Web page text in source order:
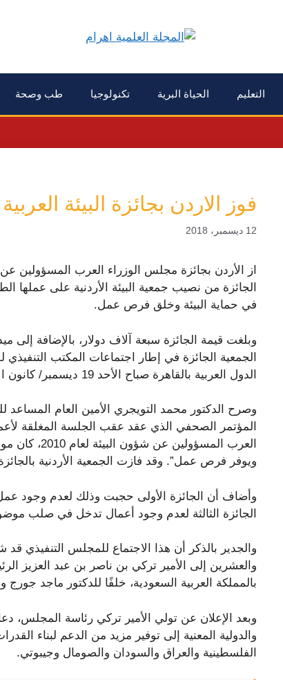
طب وصحة تكنولوجيا الحياة البرية التعليم
فوز الاردن بجائزة البيئة العربية
12 ديسمبر، 2018
الجائزة من نصيب جمعية البيئة الأردنية على عملها
في حماية البيئة وخلق فرص عمل.
وبلغت قيمة الجائزة سبعة آلاف دولار، بالإضافة إلى
الجمعية الجائزة في إطار اجتماعات المكتب التنفيذي
الدول العربية بالقاهرة صباح الأحد 19 ديسمبر/ كانون الأول.
وصرح الدكتور محمد التويجري الأمين العام المساعد
المؤتمر الصحفي الذي عقد عقب الجلسة المغلقة
العرب
ويوفر فرص عمل”. وقد فازت الجمعية الأردنية
وأضاف أن الجائزة الأولى حجبت وذلك لعدم وجود
الجائزة الثالثة لعدم وجود أعمال تدخل في صلب
والجدير بالذكر أن هذا الاجتماع للمجلس التنفيذي قد
والعشرين إلى الأمير تركي بن ناصر بن عبد العزيز
بالمملكة العربية السعودية، خلفًا للدكتور ماجد جورج
وبعد الإعلان عن تولي الأمير تركي رئاسة المجلس،
والدولية المعنية إلى توفير مزيد من الدعم لبناء
الفلسطينية والعراق والسودان والصومال وجيبوتي.